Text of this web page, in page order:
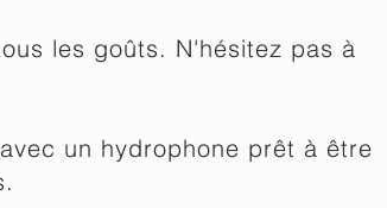
les goûts. N'hésitez pas à
un hydrophone prêt à être